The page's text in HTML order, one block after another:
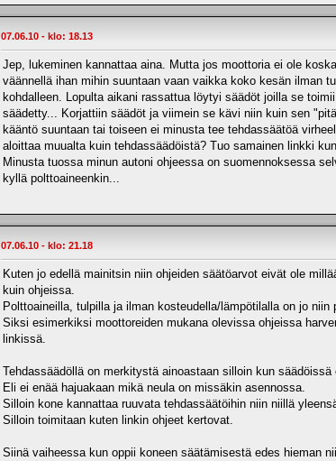
07.06.10 - klo: 18.13
Jep, lukeminen kannattaa aina. Mutta jos moottoria ei ole
väännellä ihan mihin suuntaan vaan vaikka koko kesän ilman
kohdalleen. Lopulta aikani rassattua löytyi säädöt joilla se
säädetty... Korjattiin säädöt ja viimein se kävi niin kuin sen
kääntö suuntaan tai toiseen ei minusta tee tehdassäätöä
aloittaa muualta kuin tehdassäädöistä? Tuo samainen linkki
Minusta tuossa minun autoni ohjeessa on suomennoksessa
kyllä polttoaineenkin...
07.06.10 - klo: 21.18
Kuten jo edellä mainitsin niin ohjeiden säätöarvot eivät ole
kuin ohjeissa.
Polttoaineilla, tulpilla ja ilman kosteudella/lämpötilalla on jo
Siksi esimerkiksi moottoreiden mukana olevissa ohjeissa
linkissä.
Tehdassäädöllä on merkitystä ainoastaan silloin kun
Eli ei enää hajuakaan mikä neula on missäkin asennossa.
Silloin kone kannattaa ruuvata tehdassäätöihin niin niillä
Silloin toimitaan kuten linkin ohjeet kertovat.
Siinä vaiheessa kun oppii koneen säätämisestä edes hieman